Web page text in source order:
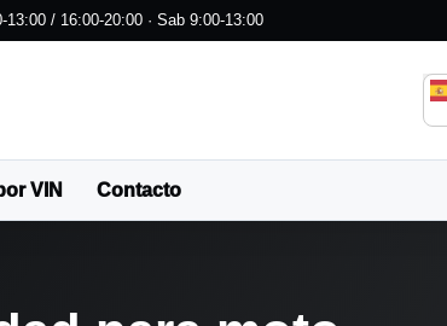
13:00 / 16:00-20:00 · Sab 9:00-13:00
VIN Contacto